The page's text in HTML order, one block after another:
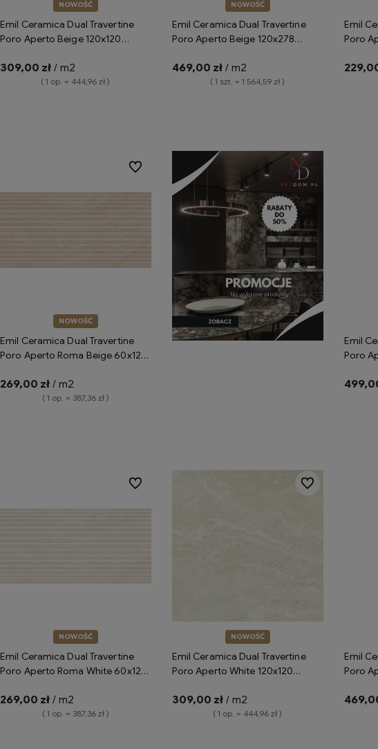
NOWOŚĆ
Emil Ceramica Dual Travertine
Poro Aperto Beige 120x120
imitujące trawertyn
309,00 zł / m2
( 1 op. = 444,96 zł )
NOWOŚĆ
Emil Ceramica Dual Travertine
Poro Aperto Beige 120x278
imitujące trawertyn
469,00 zł/ m2
( 1 szt. = 1 564,59 zł )
Emil
Poro
NOWOŚĆ
Emil Ceramica Dual Travertine
Poro Aperto Roma Beige 60x120
imitujące trawertyn
269,00 zł / m2
( 1 op. = 387,36 zł )
Do ulubionych
Emil
Poro
NOWOŚĆ
Emil Ceramica Dual Travertine
Poro Aperto Roma White 60x120
imitujące trawertyn
269,00 zł / m2
( 1 op. = 387,36 zł )
Do ulubionych
NOWOŚĆ
Emil Ceramica Dual Travertine
Poro Aperto White 120x120
imitujące trawertyn
309,00 zł/ m2
( 1 op. = 444,96 zł )
Do ulubionych
Emil
Poro